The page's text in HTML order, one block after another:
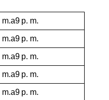
m.a9 p. m.
m.a9 p. m.
m.a9 p. m.
m.a9 p. m.
m.a9 p. m.